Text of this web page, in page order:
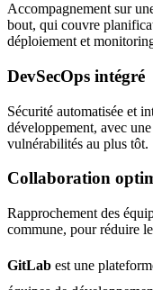
Accompagnement sur
bout, qui couvre
déploiement et
DevSecOps intégré
Sécurité automatisée et
développement, avec
vulnérabilités au plus tôt.
Collaboration
Rapprochement des
commune, pour réduire
GitLab est une